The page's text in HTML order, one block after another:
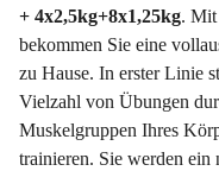
+ 4x2,5kg+8x1,25kg. Mit
bekommen Sie eine
zu Hause. In erster Linie
Vielzahl von Übungen
Muskelgruppen Ihres
trainieren. Sie werden ein